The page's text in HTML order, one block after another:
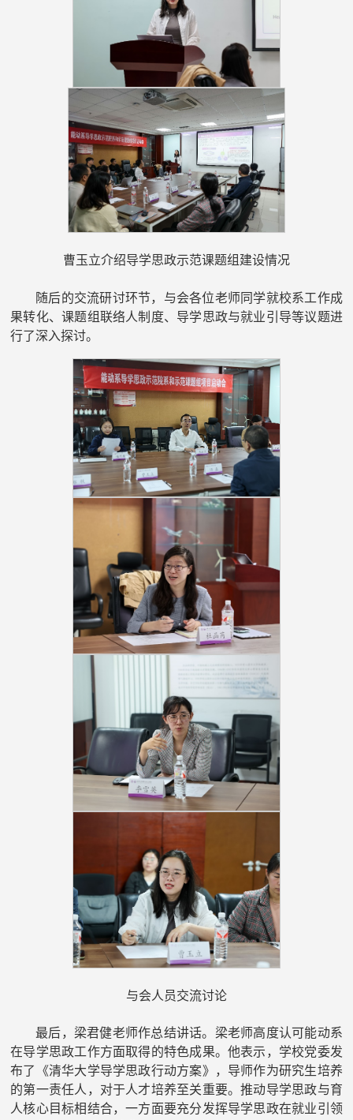
曹玉立介绍导学思政示范课题组建设情况
随后的交流研讨环节，与会各位老师同学就校系工作成
果转化、课题组联络人制度、导学思政与就业引导等议题进
行了深入探讨。
与会人员交流讨论
最后，梁君健老师作总结讲话。梁老师高度认可能动系
在导学思政工作方面取得的特色成果。他表示，学校党委发
布了《清华大学导学思政行动方案》，导师作为研究生培养
的第一责任人，对于人才培养至关重要。推动导学思政与育
人核心目标相结合，一方面要充分发挥导学思政在就业引领